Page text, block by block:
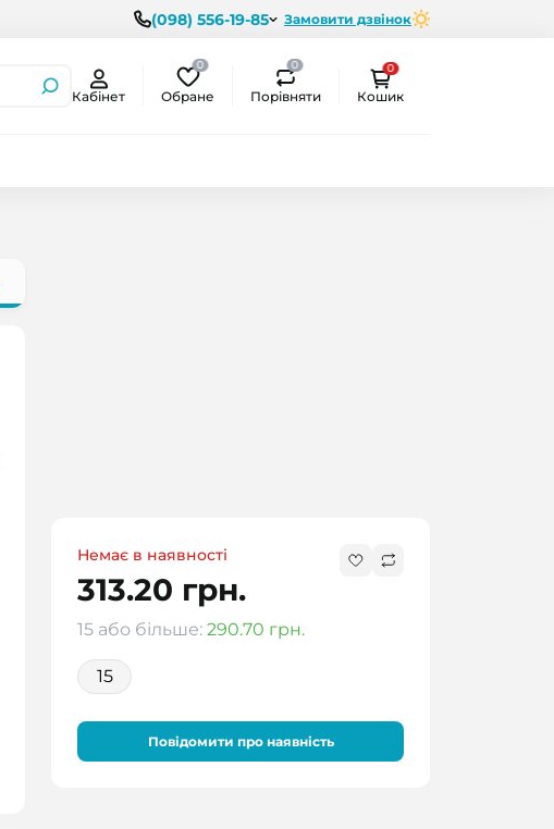
(098) 556-19-85 Замовити дзвінок
Кабінет
0
Обране
0
Порівняти
0
Кошик
Немає в наявності
313.20 грн.
15 або більше: 290.70 грн.
15
Повідомити про наявність